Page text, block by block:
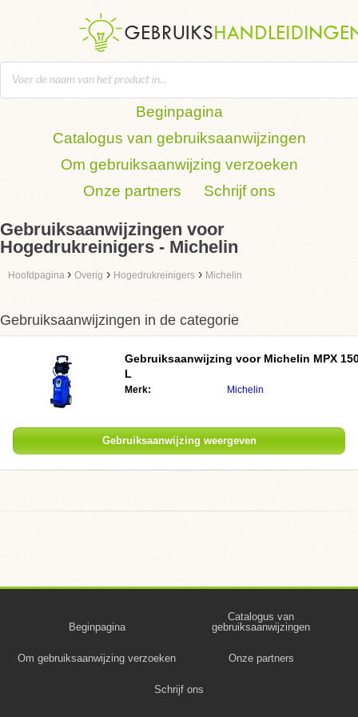
Beginpagina
Catalogus van gebruiksaanwijzingen
Om gebruiksaanwijzing verzoeken
Onze partners
Schrijf ons
Gebruiksaanwijzingen voor
Hogedrukreinigers - Michelin
Hoofdpagina › Overig › Hogedrukreinigers › Michelin
Gebruiksaanwijzingen in de categorie
Gebruiksaanwijzing voor Michelin MPX
L
Merk: Michelin
Gebruiksaanwijzing weergeven
Beginpagina
Catalogus van
gebruiksaanwijzingen
Om gebruiksaanwijzing verzoeken Onze partners
Schrijf ons